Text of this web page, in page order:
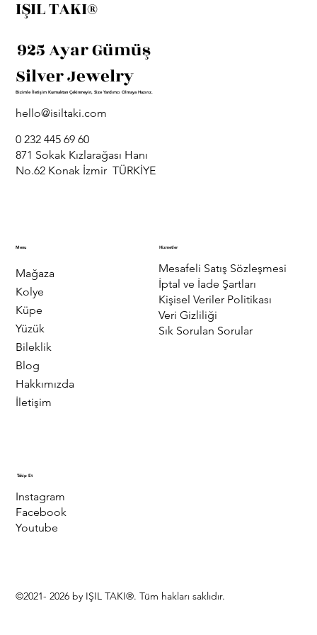
IŞIL TAKI®
925 Ayar Gümüş
Silver Jewelry
Bizimle İletişim Kurmaktan Çekinmeyin, Size Yardımcı Olmaya Hazırız.
hello@isiltaki.com
0 232 445 69 60
871 Sokak Kızlarağası Hanı
No.62 Konak İzmir TÜRKİYE
Menu
Mağaza
Kolye
Küpe
Yüzük
Bileklik
Blog
Hakkımızda
İletişim
Hizmetler
Mesafeli Satış Sözleşmesi
İptal ve İade Şartları
Kişisel Veriler Politikası
Veri Gizliliği
Sık Sorulan Sorular
Takip Et
Instagram
Facebook
Youtube
©2021- 2026 by IŞIL TAKI®. Tüm hakları saklıdır.